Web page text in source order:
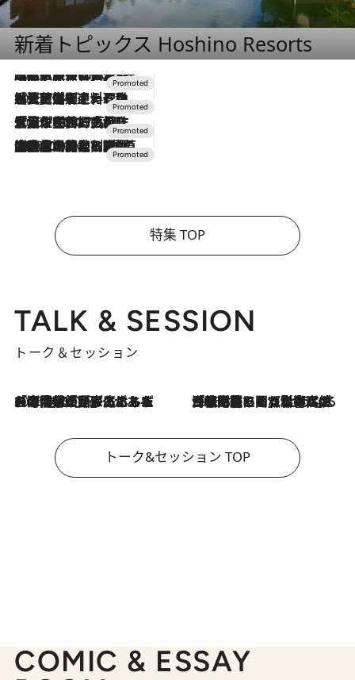
新着トピックス Hoshino Resorts
2026.7.31
【ホテル帰省】という選択肢をOMOが提案。家族とほどよい距離を保つには「昼は実家、夜は気兼ねなくホテルで！」
2026.7.24
【夏限定ディナーコース】旬を迎える稚鮎や花ズッキーニなどをイタリア・トスカーナの郷土料理の手法で満喫！
2026.7.17
「土佐和ハーブかき氷」がOMO7高知に登場！生姜、山椒、大葉など目にも舌にも涼を呼ぶ郷土の味
2026.7.10
NEW OPEN！【界 草津】名湯の地に誕生。趣の異なる2種の温泉と上州ならではの会席・蕎麦割烹など美食を味わう究極の癒やし旅
特集 TOP
TALK & SESSION
トーク＆セッション
2026.8.3
「今後値上げがあるとすれば…」「リスクがあるのは今年の冬」エネルギー専門家が語る、ホルムズ海峡封鎖が家庭にもたらす“ある心配” 2026.8.3
「住宅建てられない…」「サーチャージ料の高値が続いている」ホルムズ海峡封鎖による影響はいつまで続く？《エネルギー専門家に聞く“どうなる日本の暮らし”》
トーク&セッション TOP
COMIC & ESSAY